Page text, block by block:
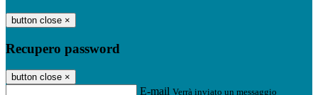
button close ×
Recupero password
button close ×
E-mail Verrà inviato un messaggio